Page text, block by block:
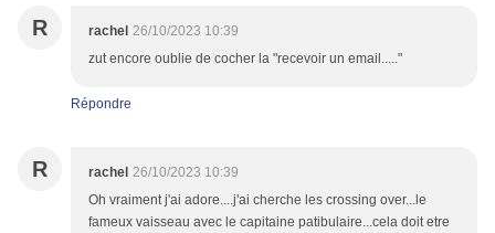
R rachel 26/10/2023 10:39
zut encore oublie de cocher la "recevoir un email....."
Répondre
R rachel 26/10/2023 10:39
Oh vraiment j'ai adore....j'ai cherche les crossing over...le
fameux vaisseau avec le capitaine patibulaire...cela doit etre